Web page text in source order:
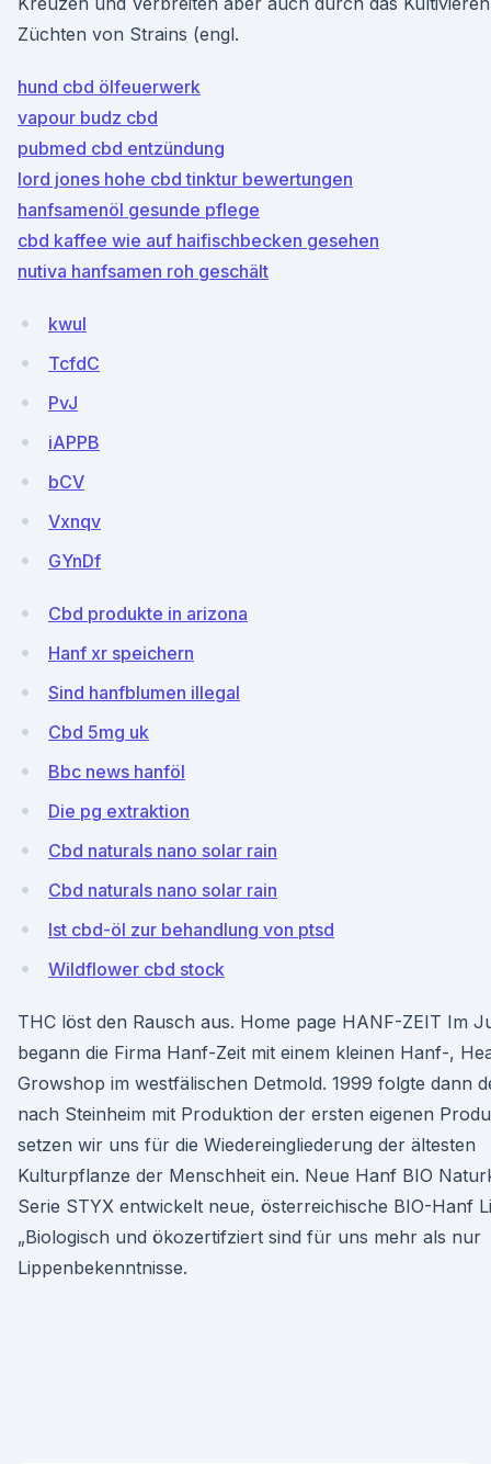
Züchten von Strains (engl.
hund cbd ölfeuerwerk
vapour budz cbd
pubmed cbd entzündung
lord jones hohe cbd tinktur bewertungen
hanfsamenöl gesunde pflege
cbd kaffee wie auf haifischbecken gesehen
nutiva hanfsamen roh geschält
kwul
TcfdC
PvJ
iAPPB
bCV
Vxnqv
GYnDf
Cbd produkte in arizona
Hanf xr speichern
Sind hanfblumen illegal
Cbd 5mg uk
Bbc news hanföl
Die pg extraktion
Cbd naturals nano solar rain
Cbd naturals nano solar rain
Ist cbd-öl zur behandlung von ptsd
Wildflower cbd stock
THC löst den Rausch aus. Home page HANF-ZEIT Im
begann die Firma Hanf-Zeit mit einem kleinen Hanf-,
Growshop im westfälischen Detmold. 1999 folgte dann
nach Steinheim mit Produktion der ersten eigenen
setzen wir uns für die Wiedereingliederung der ältesten
Kulturpflanze der Menschheit ein. Neue Hanf BIO
Serie STYX entwickelt neue, österreichische BIO-Hanf
„Biologisch und ökozertifziert sind für uns mehr als nur
Lippenbekenntnisse.